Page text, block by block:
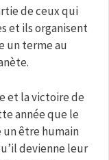
de ceux qui
et ils organisent
un terme au
et la victoire de
année que le
un être humain
devienne leur